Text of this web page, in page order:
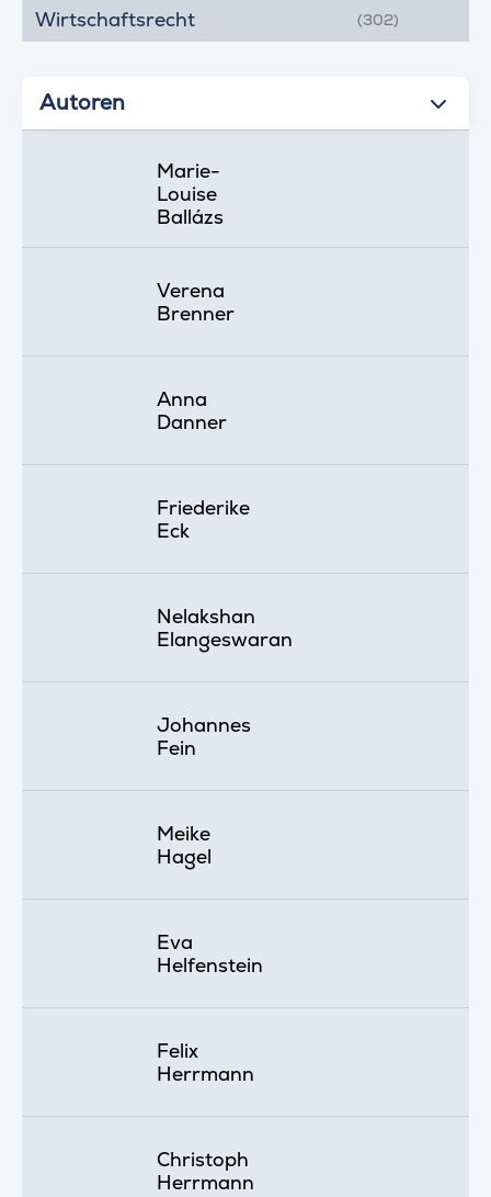
Wirtschaftsrecht (302)
Autoren
Marie-
Louise
Ballázs
Verena
Brenner
Anna
Danner
Friederike
Eck
Nelakshan
Elangeswaran
Johannes
Fein
Meike
Hagel
Eva
Helfenstein
Felix
Herrmann
Christoph
Herrmann